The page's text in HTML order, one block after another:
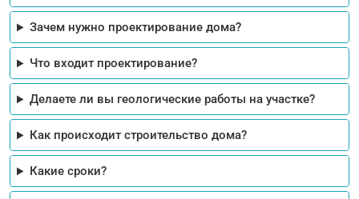
Зачем нужно проектирование дома?
Что входит проектирование?
Делаете ли вы геологические работы на участке?
Как происходит строительство дома?
Какие сроки?